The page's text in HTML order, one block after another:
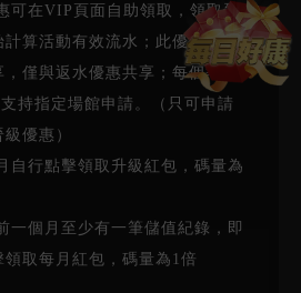
可在VIP頁面自助領取，領取晉
算活動有效流水；此優惠不與
僅與返水優惠共享；每個等級
持指定場館申請。（只可申請
優惠）
自行點擊領取升級紅包，碼量為
一個月至少有一筆儲值紀錄，即
取每月紅包，碼量為1倍
12/17